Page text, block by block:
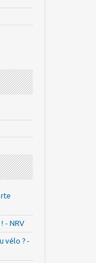
- NRV
vélo ? -